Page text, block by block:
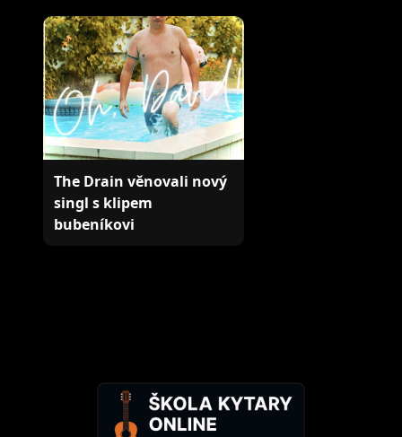
koncertování v ČR, Rakousku, Polsku a
Slovensku
The Drain věnovali nový
singl s klipem
bubeníkovi